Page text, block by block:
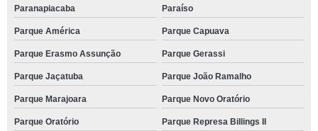
Paranapiacaba Paraíso
Parque América Parque Capuava
Parque Erasmo Assunção Parque Gerassi
Parque Jaçatuba Parque João Ramalho
Parque Marajoara Parque Novo Oratório
Parque Oratório Parque Represa Billings II